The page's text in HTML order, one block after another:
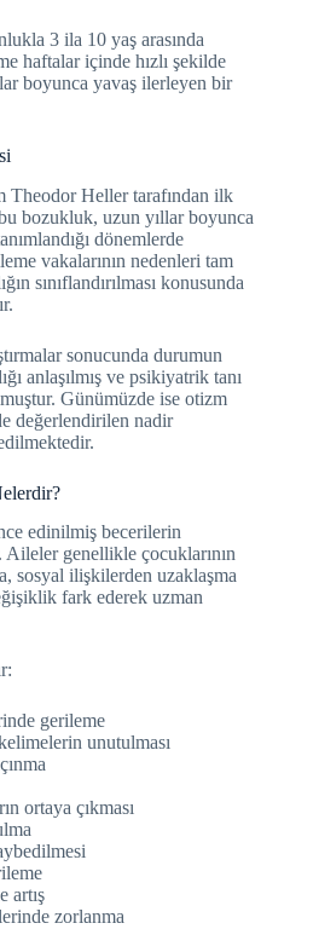
3 ila 10 yaş arasında
haftalar içinde hızlı şekilde
boyunca yavaş ilerleyen bir
Theodor Heller tarafından ilk
bozukluk, uzun yıllar boyunca
dönemlerde
vakalarının nedenleri tam
sınıflandırılması konusunda
sonucunda durumun
anlaşılmış ve psikiyatrik tanı
Günümüzde ise otizm
değerlendirilen nadir
edinilmiş becerilerin
genellikle çocuklarının
sosyal ilişkilerden uzaklaşma
fark ederek uzman
gerileme
unutulması
ortaya çıkması
artış
zorlanma